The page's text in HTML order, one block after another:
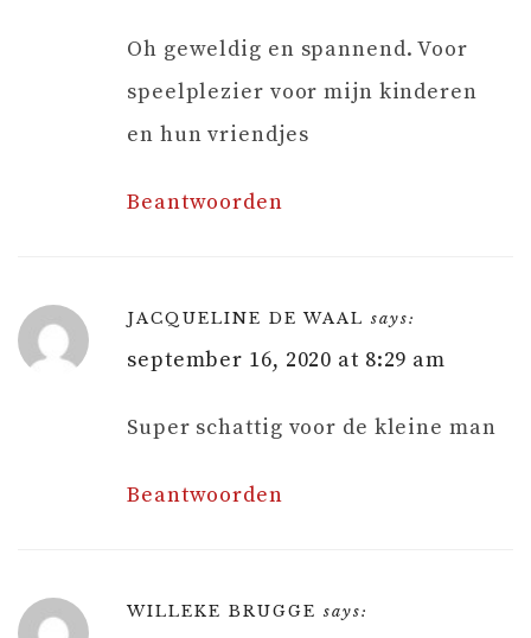
Oh geweldig en spannend. Voor
speelplezier voor mijn kinderen
en hun vriendjes
Beantwoorden
JACQUELINE DE WAAL says:
september 16, 2020 at 8:29 am
Super schattig voor de kleine man
Beantwoorden
WILLEKE BRUGGE says: